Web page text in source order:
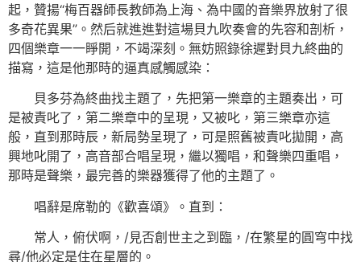
起，贊揚“梅百器師長教師為上海、為中國的音樂界放射了很
多奇花異果”。然后就進進對這場貝九吹奏會的先容和剖析，
四個樂章一一睜開，不竭深刻。無妨照錄徐遲對貝九終曲的
描寫，這是他那時的逼真感觸感染：
貝多芬為終曲找主題了，先把第一樂章的主題奏出，可
是被責叱了，第二樂章中的呈現，又被叱，第三樂章亦這
般，直到那時辰，新局勢呈現了，可是照舊被責叱拋開，高
興地叱開了，高音部合唱呈現，繼以獨唱，和聲樂四重唱，
那時是聲樂，最完善的樂器獲得了他的主題了。
唱辭是席勒的《歡喜頌》。直到：
常人，俯伏啊，/見否創世主之到臨，/在繁星的圓穹中找
尋/他必定是住在星層的。